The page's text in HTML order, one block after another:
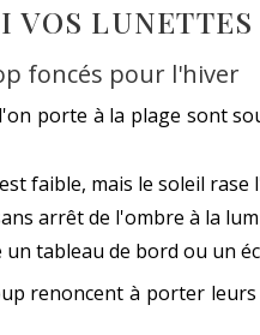
VOS
foncés pour l'hiver
porte à la plage sont
faible, mais le soleil rase
arrêt de l'ombre à la
tableau de bord ou un
renoncent à porter